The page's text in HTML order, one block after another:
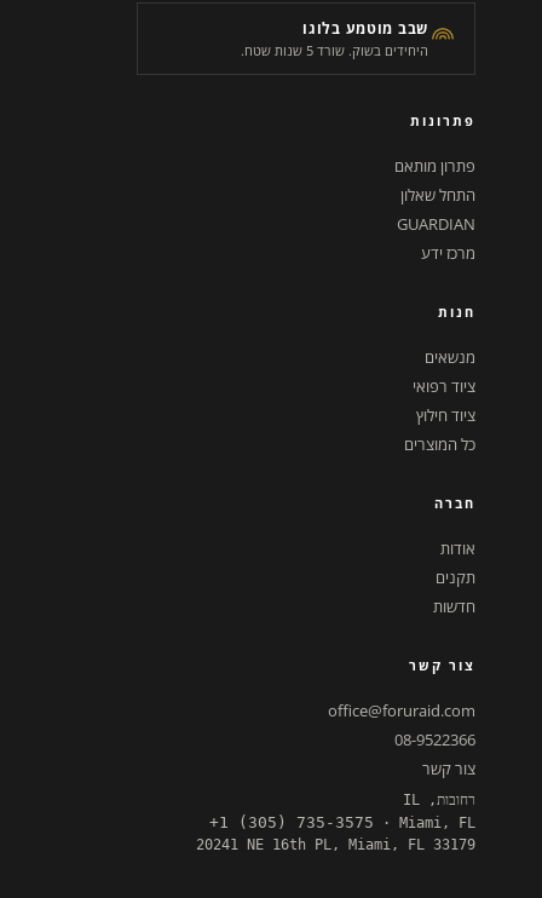
שבב מוטמע בלוגו
היחידים בשוק. שורד 5 שנות שטח.
פתרונות
פתרון מותאם
התחל שאלון
GUARDIAN
מרכז ידע
חנות
מנשאים
ציוד רפואי
ציוד חילוץ
כל המוצרים
חברה
אודות
תקנים
חדשות
צור קשר
office@foruraid.com
08-9522366
צור קשר
רחובות, IL
+1 (305) 735-3575 · Miami, FL
20241 NE 16th PL, Miami, FL 33179